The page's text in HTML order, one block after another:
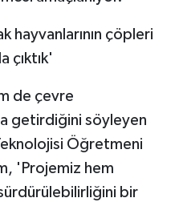
hayvanlarının çöpleri
çıktık'
de çevre
getirdiğini söyleyen
Öğretmeni
'Projemiz hem
bir